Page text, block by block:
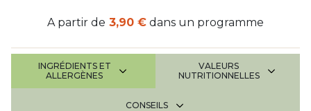
A partir de 3,90 € dans un programme
INGRÉDIENTS ET
ALLERGÈNES
VALEURS
NUTRITIONNELLES
CONSEILS